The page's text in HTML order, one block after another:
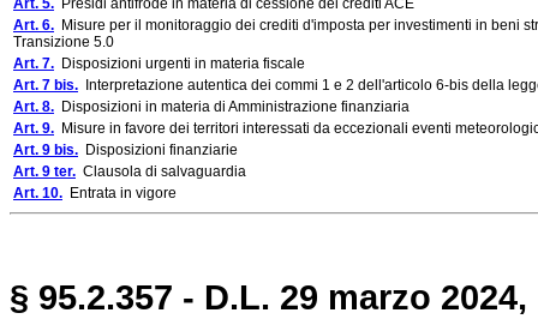
Art. 5. Presidi antifrode in materia di cessione dei crediti ACE
Art. 6. Misure per il monitoraggio dei crediti d'imposta per investimenti in beni
Transizione 5.0
Art. 7. Disposizioni urgenti in materia fiscale
Art. 7 bis. Interpretazione autentica dei commi 1 e 2 dell'articolo 6-bis della
Art. 8. Disposizioni in materia di Amministrazione finanziaria
Art. 9. Misure in favore dei territori interessati da eccezionali eventi
Art. 9 bis. Disposizioni finanziarie
Art. 9 ter. Clausola di salvaguardia
Art. 10. Entrata in vigore
§ 95.2.357 - D.L. 29 marzo